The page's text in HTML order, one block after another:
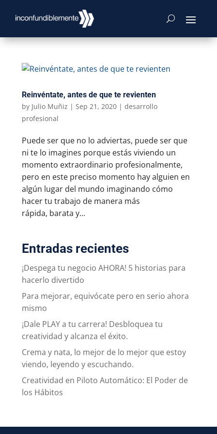
Reinvéntate, antes de que te revienten
by Julio Muñiz | Sep 21, 2020| desarrollo
profesional
Puede ser que no lo adviertas, puede ser que
ni te lo imagines porque estás viviendo un
momento extraordinario profesionalmente,
pero en este preciso momento hay alguien en
algún lugar del mundo imaginando cómo
hacer tu trabajo de manera más
rápida, barata y...
Entradas recientes
¡Despega tu negocio AHORA! 5 historias para
hacerlo divertido
Para mejorar, equivócate pero en serio ahora
mismo
¡Dale PLAY a tu carrera! Desbloquea tu
creatividad y alcanza el éxito.
Crema y nata, lo mejor de lo mejor que estoy
viendo, leyendo y escuchando.
Creatividad en Piloto Automático: El Poder de
los Hábitos